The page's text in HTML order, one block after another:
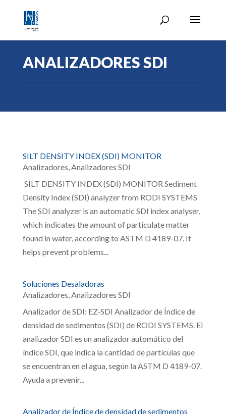
ANALIZADORES SDI
SILT DENSITY INDEX (SDI) MONITOR
Analizadores,Analizadores SDI
SILT DENSITY INDEX (SDI) MONITOR Sediment
Density Index (SDI) analyzer from RODI SYSTEMS
The SDI analyzer is an automatic SDI index analyser,
which indicates the amount of particulate matter
found in water, according to ASTM D 4189-07. It
helps prevent problems...
Soluciones Desaladoras
Analizadores,Analizadores SDI
Analizador de SDI: EZ-SDI Analizador de Índice de
densidad de sedimentos (SDI) de RODI SYSTEMS. El
analizador SDI es un analizador automático del
índice SDI, que indica la cantidad de partículas que
se encuentran en el agua, según la ASTM D 4189-07.
Ayuda a prevenir...
Analizador de Índice de densidad de sedimentos